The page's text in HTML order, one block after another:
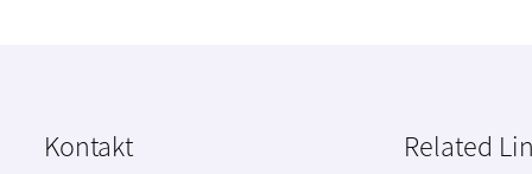
Kontakt Related